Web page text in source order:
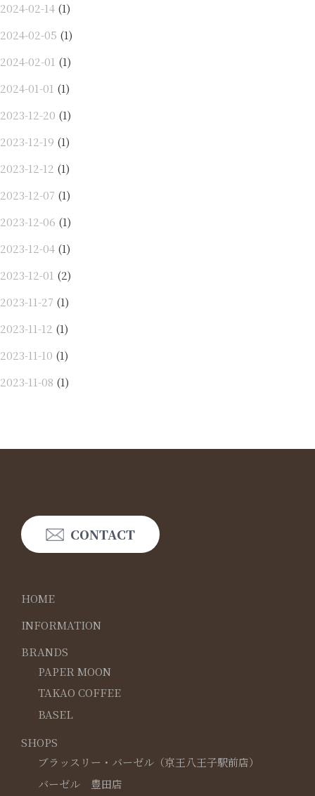
2024-02-14 (1)
2024-02-05 (1)
2024-02-01 (1)
2024-01-01 (1)
2023-12-20 (1)
2023-12-19 (1)
2023-12-12 (1)
2023-12-07 (1)
2023-12-06 (1)
2023-12-04 (1)
2023-12-01 (2)
2023-11-27 (1)
2023-11-12 (1)
2023-11-10 (1)
2023-11-08 (1)
CONTACT
HOME
INFORMATION
BRANDS
PAPER MOON
TAKAO COFFEE
BASEL
SHOPS
ブラッスリー・バーゼル（京王八王子駅前店）
バーゼル 豊田店